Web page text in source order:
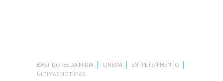
BASTIDORES DA MÍDIA CINEMA ENTRETENIMENTO
ÚLTIMAS NOTÍCIAS